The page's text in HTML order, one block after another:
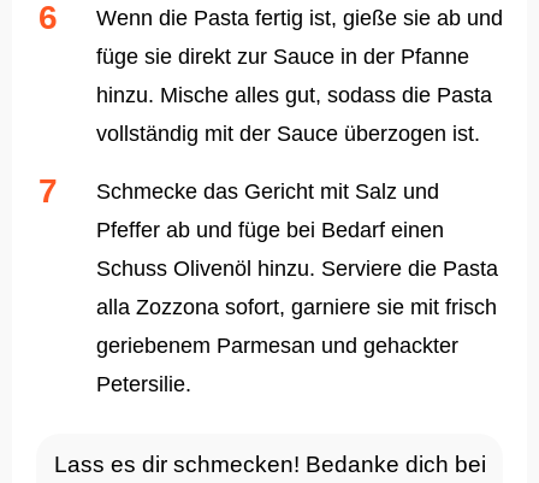
Wenn die Pasta fertig ist, gieße sie ab und
füge sie direkt zur Sauce in der Pfanne
hinzu. Mische alles gut, sodass die Pasta
vollständig mit der Sauce überzogen ist.
Schmecke das Gericht mit Salz und
Pfeffer ab und füge bei Bedarf einen
Schuss Olivenöl hinzu. Serviere die Pasta
alla Zozzona sofort, garniere sie mit frisch
geriebenem Parmesan und gehackter
Petersilie.
Lass es dir schmecken! Bedanke dich bei